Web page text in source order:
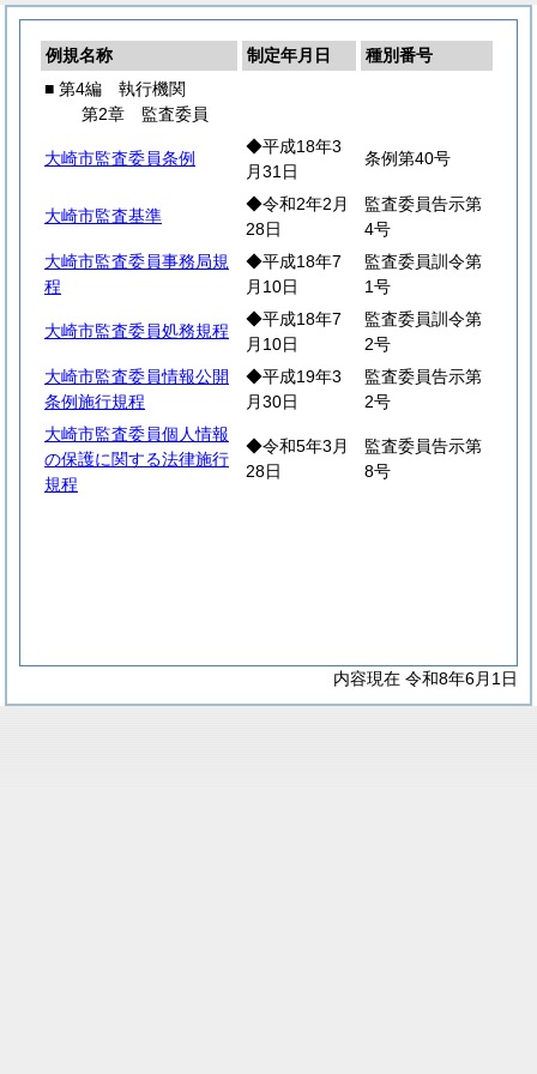
例規名称 制定年月日
種別番号
■ 第4編 執行機関
第2章 監査委員
大崎市監査委員条例
◆平成18年3
月31日
条例第40号
大崎市監査基準
◆令和2年2月
28日
監査委員告示第
4号
大崎市監査委員事務局規
程
◆平成18年7
月10日
監査委員訓令第
1号
大崎市監査委員処務規程
◆平成18年7
月10日
監査委員訓令第
2号
大崎市監査委員情報公開
条例施行規程
◆平成19年3
月30日
監査委員告示第
2号
大崎市監査委員個人情報
の保護に関する法律施行
規程
◆令和5年3月
28日
監査委員告示第
8号
内容現在 令和8年6月1日